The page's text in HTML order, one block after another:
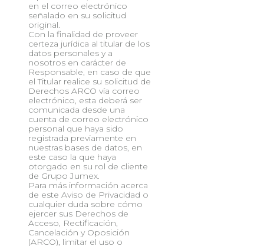
en el correo electrónico
señalado en su solicitud
original.
Con la finalidad de proveer
certeza jurídica al titular de los
datos personales y a
nosotros en carácter de
Responsable, en caso de que
el Titular realice su solicitud de
Derechos ARCO vía correo
electrónico, esta deberá ser
comunicada desde una
cuenta de correo electrónico
personal que haya sido
registrada previamente en
nuestras bases de datos, en
este caso la que haya
otorgado en su rol de cliente
de Grupo Jumex.
Para más información acerca
de este Aviso de Privacidad o
cualquier duda sobre cómo
ejercer sus Derechos de
Acceso, Rectificación,
Cancelación y Oposición
(ARCO), limitar el uso o